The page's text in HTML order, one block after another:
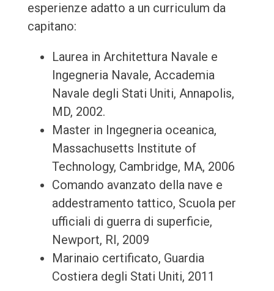
esperienze adatto a un curriculum da
capitano:
Laurea in Architettura Navale e
Ingegneria Navale, Accademia
Navale degli Stati Uniti, Annapolis,
MD, 2002.
Master in Ingegneria oceanica,
Massachusetts Institute of
Technology, Cambridge, MA, 2006
Comando avanzato della nave e
addestramento tattico, Scuola per
ufficiali di guerra di superficie,
Newport, RI, 2009
Marinaio certificato, Guardia
Costiera degli Stati Uniti, 2011